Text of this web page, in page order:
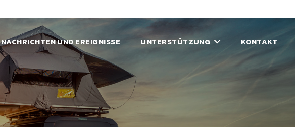
NACHRICHTEN UND EREIGNISSE UNTERSTÜTZUNG KONTAKT